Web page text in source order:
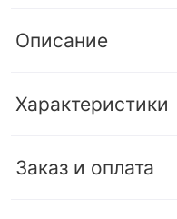
Описание
Характеристики
Заказ и оплата